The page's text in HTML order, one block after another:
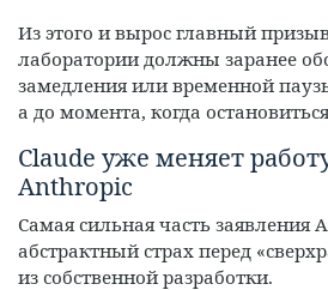
Из этого и вырос главный
лаборатории должны заранее
замедления или временной
а до момента, когда
Claude уже меняет
Anthropic
Самая сильная часть заявления
абстрактный страх перед
из собственной разработки.